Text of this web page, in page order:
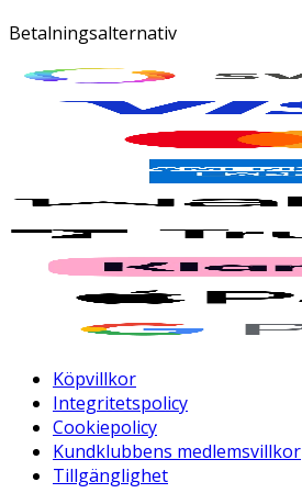
Betalningsalternativ
Köpvillkor
Integritetspolicy
Cookiepolicy
Kundklubbens medlemsvillkor
Tillgänglighet